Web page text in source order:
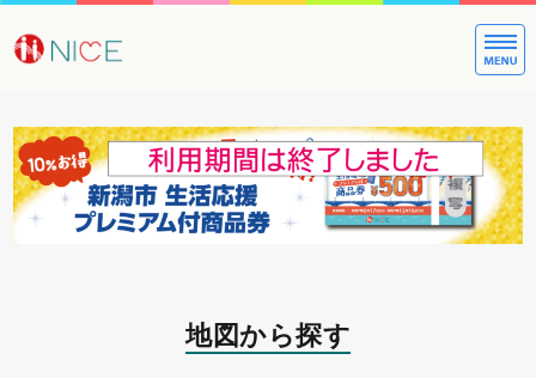
大切な方へ
地図から探す